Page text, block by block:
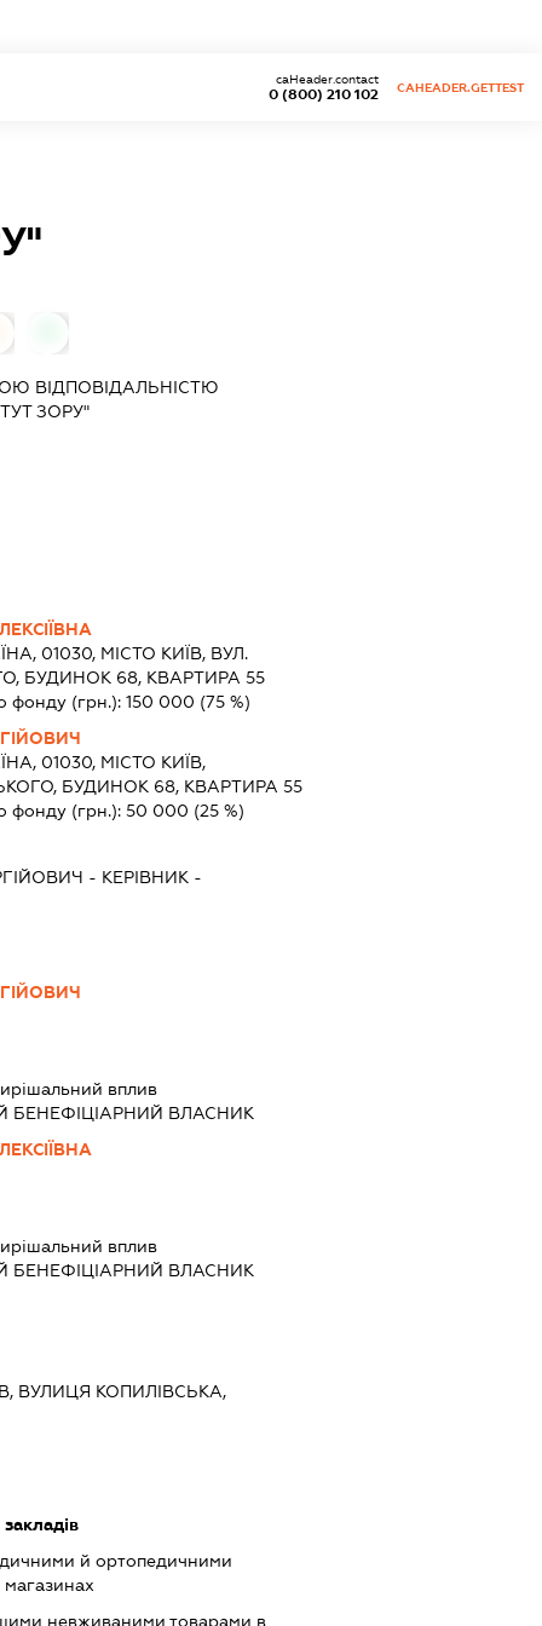
0 (800) 210 102
caHeader.contact
CAHEADER.GETTEST
ВІДПОВІДАЛЬНІСТЮ
ЗОРУ"
01030, МІСТО КИЇВ, ВУЛ.
БУДИНОК 68, КВАРТИРА 55
фонду (грн.):150 000 (75 %)
01030, МІСТО КИЇВ,
БУДИНОК 68, КВАРТИРА 55
фонду (грн.):50 000 (25 %)
- КЕРІВНИК -
вплив
БЕНЕФІЦІАРНИЙ ВЛАСНИК
вплив
БЕНЕФІЦІАРНИЙ ВЛАСНИК
ВУЛИЦЯ КОПИЛІВСЬКА,
й ортопедичними
магазинах
невживаними товарами в